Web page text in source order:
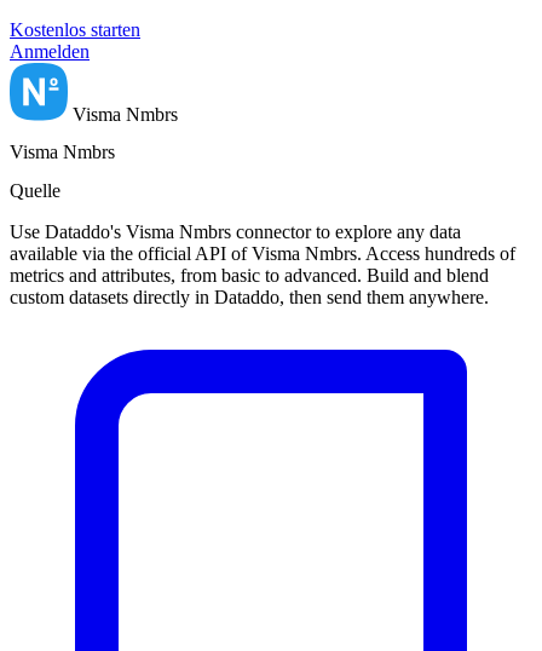
Kostenlos starten
Anmelden
Visma Nmbrs
Visma Nmbrs
Quelle
Use Dataddo's Visma Nmbrs connector to explore any data
available via the official API of Visma Nmbrs. Access hundreds of
metrics and attributes, from basic to advanced. Build and blend
custom datasets directly in Dataddo, then send them anywhere.